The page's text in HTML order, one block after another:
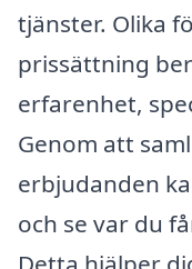
tjänster. Olika
prissättning
erfarenhet,
Genom att
erbjudanden
och se var du